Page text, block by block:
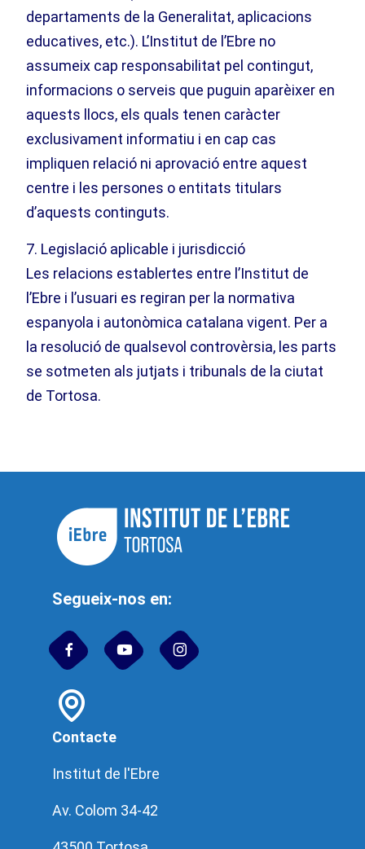
departaments de la Generalitat, aplicacions
educatives, etc.). L’Institut de l’Ebre no
assumeix cap responsabilitat pel contingut,
informacions o serveis que puguin aparèixer en
aquests llocs, els quals tenen caràcter
exclusivament informatiu i en cap cas
impliquen relació ni aprovació entre aquest
centre i les persones o entitats titulars
d’aquests continguts.
7. Legislació aplicable i jurisdicció
Les relacions establertes entre l’Institut de
l’Ebre i l’usuari es regiran per la normativa
espanyola i autonòmica catalana vigent. Per a
la resolució de qualsevol controvèrsia, les parts
se sotmeten als jutjats i tribunals de la ciutat
de Tortosa.
Segueix-nos en:
Contacte
Institut de l'Ebre
Av. Colom 34-42